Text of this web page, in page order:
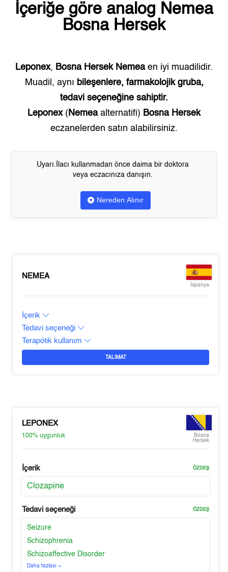
İçeriğe göre analog Nemea
Bosna Hersek
Leponex, Bosna Hersek Nemeaen iyi muadilidir.
Muadil, aynı bileşenlere, farmakolojik gruba,
tedavi seçeneğine sahiptir.
Leponex( Nemeaalternatifi) Bosna Hersek
eczanelerden satın alabilirsiniz.
Uyarı.İlacı kullanmadan önce daima bir doktora
veya eczacınıza danışın.
Nereden Alınır
NEMEA
İspanya
İçerik
Tedavi seçeneği
Terapötik kullanım
TALIMAT
LEPONEX
100%uygunluk
Bosna
Hersek
İçerik ÖZDEŞ
Clozapine
Tedavi seçeneği ÖZDEŞ
Seizure
Schizophrenia
Schizoaffective Disorder
Daha fazlası